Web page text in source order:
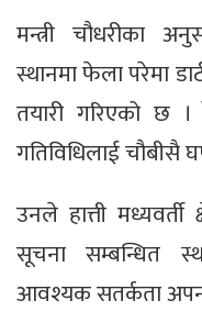
मन्त्री चौधरीका
स्थानमा फेला परेमा
तयारी गरिएको छ ।
गतिविधिलाई चौबीसै
उनले हात्ती मध्यवर्ती
सूचना सम्बन्धित
आवश्यक सतर्कता